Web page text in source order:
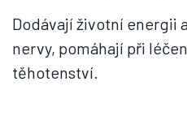
Dodávají životní energii
nervy, pomáhají při
těhotenství.